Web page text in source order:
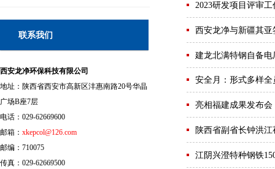
联系我们
西安龙净环保科技有限公司
地址：陕西省西安市高新区沣惠南路20号华晶
广场B座7层
电话：029-62669600
邮箱： xkepcol@126.com
邮编：710075
传真：029-62669500
2023研发项目评审
西安龙净与新疆其
建龙北满特钢自备电
安全月：形式多样
亮相福建成果发布
陕西省副省长钟洪
江阴兴澄特种钢铁